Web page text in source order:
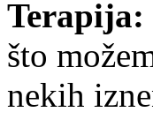
Terapija:
što
nekih